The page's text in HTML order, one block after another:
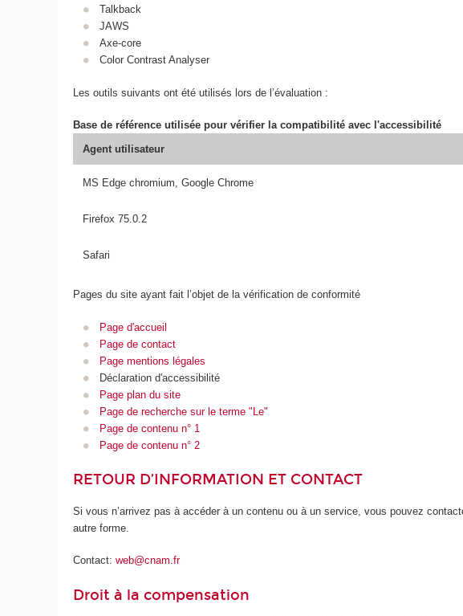
Talkback
JAWS
Axe-core
Color Contrast Analyser
Les outils suivants ont été utilisés lors de l’évaluation :
Base de référence utilisée pour vérifier la compatibilité avec l'accessibilité
Agent utilisateur
MS Edge chromium, Google Chrome
Firefox 75.0.2
Safari
Pages du site ayant fait l’objet de la vérification de conformité
Page d'accueil
Page de contact
Page mentions légales
Déclaration d'accessibilité
Page plan du site
Page de recherche sur le terme "Le"
Page de contenu n° 1
Page de contenu n° 2
RETOUR D’INFORMATION ET CONTACT
Si vous n’arrivez pas à accéder à un contenu ou à un service, vous pouvez
autre forme.
Contact:web@cnam.fr
Droit à la compensation